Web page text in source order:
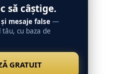
să câștige.
mesaje false —
cu baza de
GRATUIT